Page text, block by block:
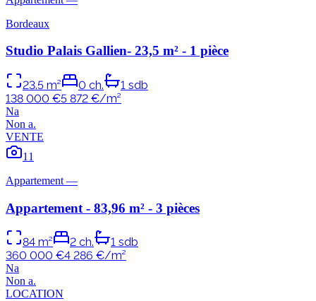
Bordeaux
Studio Palais Gallien- 23,5 m² - 1 pièce
23.5 m² 0 ch. 1 sdb
138 000 €5 872 €/m²
Na
Non a.
VENTE
11
Appartement —
Appartement - 83,96 m² - 3 pièces
84 m² 2 ch. 1 sdb
360 000 €4 286 €/m²
Na
Non a.
LOCATION